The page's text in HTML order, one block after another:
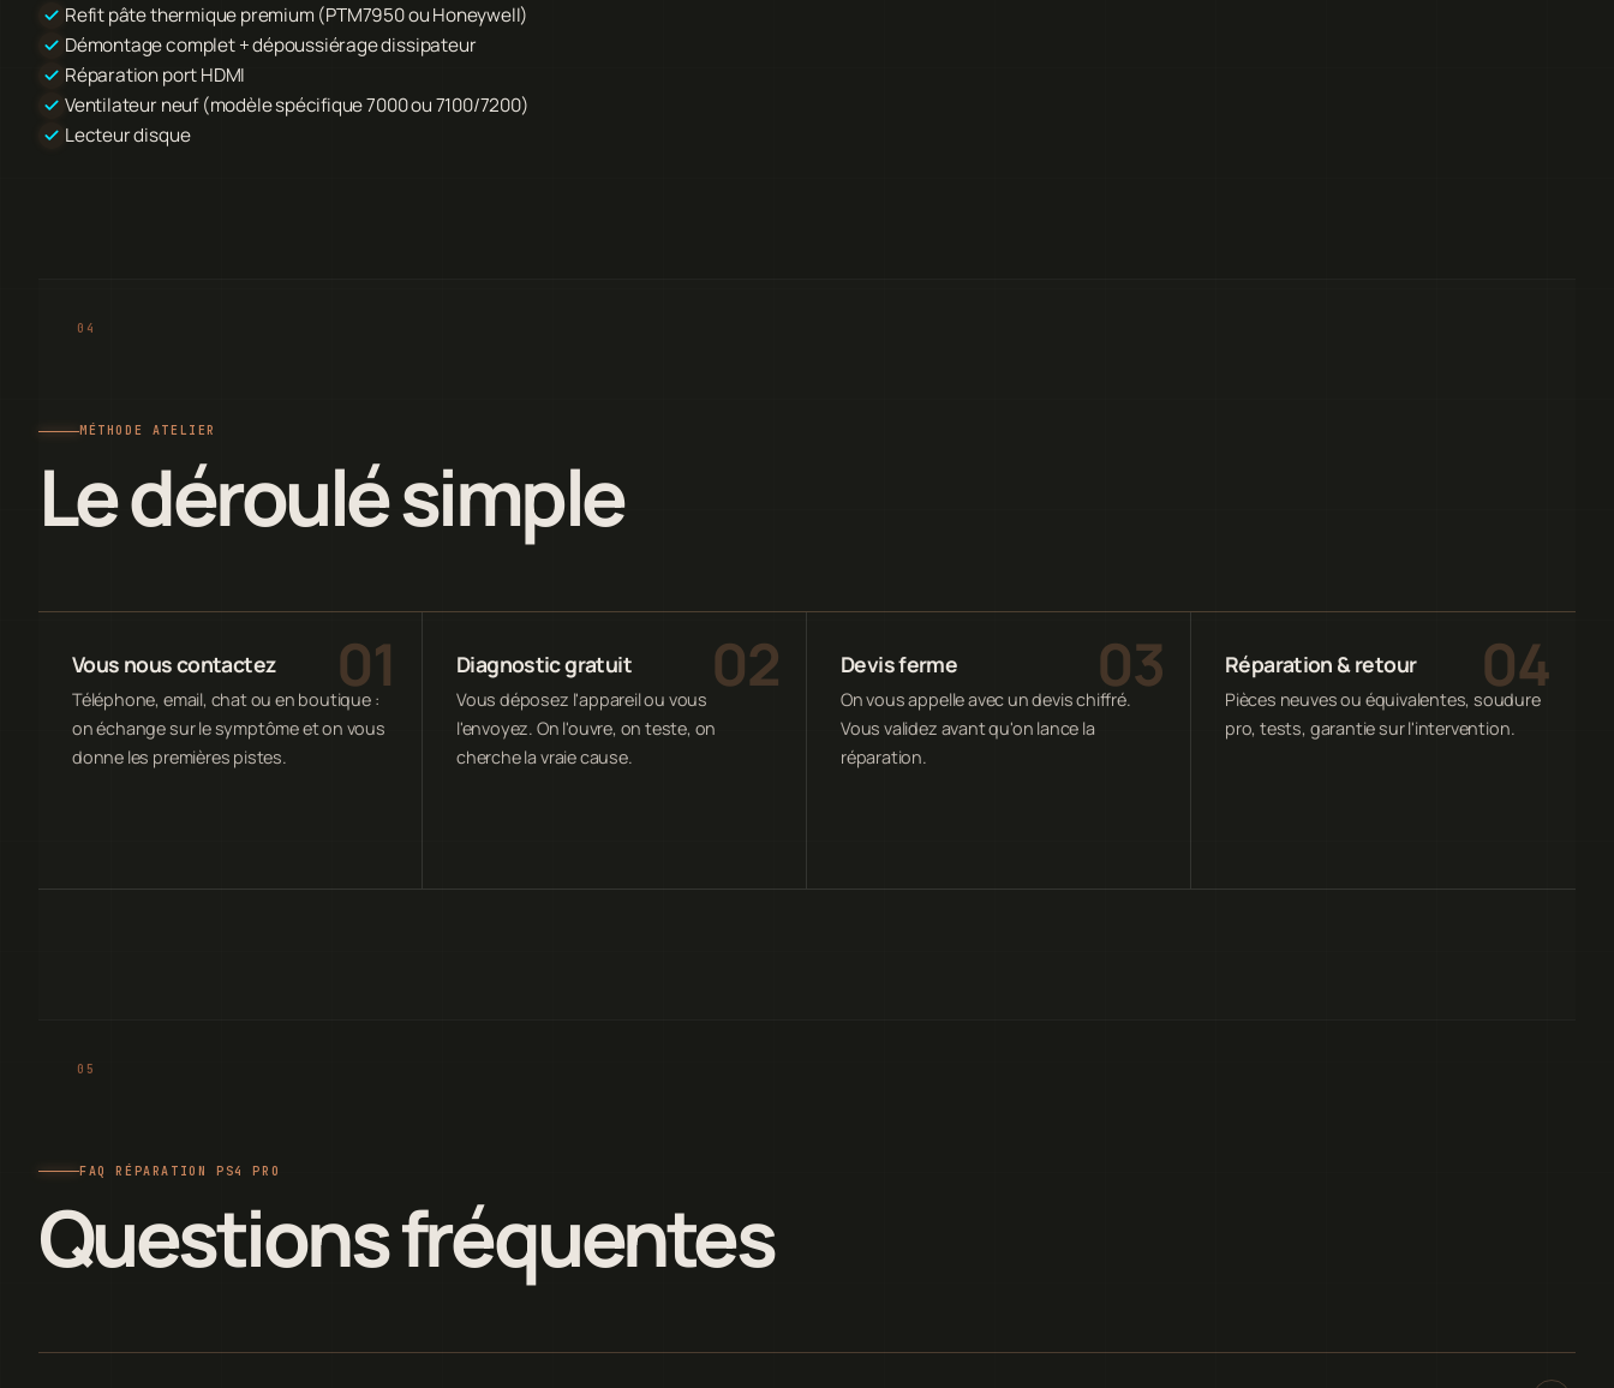
Refit pâte thermique premium (PTM7950 ou Honeywell)
Démontage complet + dépoussiérage dissipateur
Réparation port HDMI
Ventilateur neuf (modèle spécifique 7000 ou 7100/7200)
Lecteur disque
MÉTHODE ATELIER
Le déroulé simple
Vous nous contactez
Téléphone, email, chat ou en boutique :
on échange sur le symptôme et on vous
donne les premières pistes.
Diagnostic gratuit
Vous déposez l'appareil ou vous
l'envoyez. On l'ouvre, on teste, on
cherche la vraie cause.
Devis ferme
On vous appelle avec un devis chiffré.
Vous validez avant qu'on lance la
réparation.
Réparation & retour
Pièces neuves ou équivalentes, soudure
pro, tests, garantie sur l'intervention.
FAQ RÉPARATION PS4 PRO
Questions fréquentes